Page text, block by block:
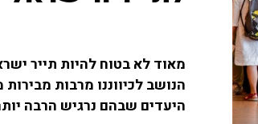
מאוד לא בטוח להיות תייר
היעדים שבהם נרגיש הרבה